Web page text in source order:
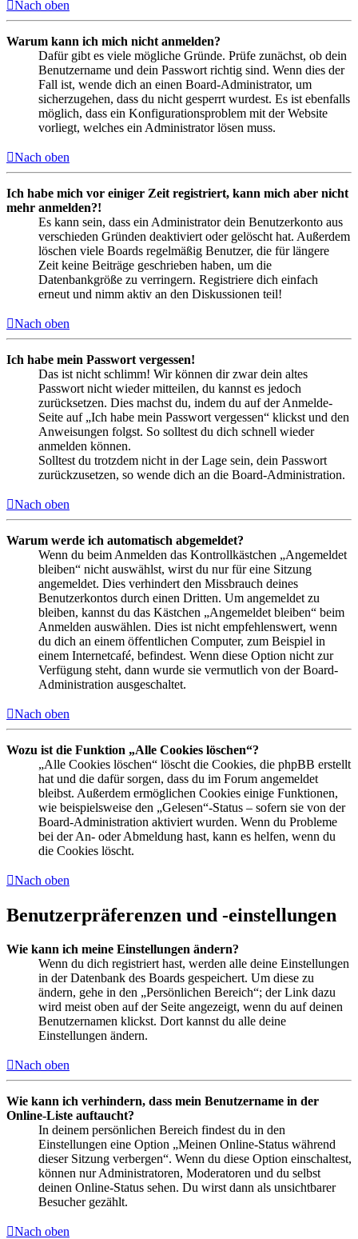
Nach oben
Warum kann ich mich nicht anmelden?
Dafür gibt es viele mögliche Gründe. Prüfe zunächst, ob dein
Benutzername und dein Passwort richtig sind. Wenn dies der
Fall ist, wende dich an einen Board-Administrator, um
sicherzugehen, dass du nicht gesperrt wurdest. Es ist ebenfalls
möglich, dass ein Konfigurationsproblem mit der Website
vorliegt, welches ein Administrator lösen muss.
Nach oben
Ich habe mich vor einiger Zeit registriert, kann mich aber nicht
mehr anmelden?!
Es kann sein, dass ein Administrator dein Benutzerkonto aus
verschieden Gründen deaktiviert oder gelöscht hat. Außerdem
löschen viele Boards regelmäßig Benutzer, die für längere
Zeit keine Beiträge geschrieben haben, um die
Datenbankgröße zu verringern. Registriere dich einfach
erneut und nimm aktiv an den Diskussionen teil!
Nach oben
Ich habe mein Passwort vergessen!
Das ist nicht schlimm! Wir können dir zwar dein altes
Passwort nicht wieder mitteilen, du kannst es jedoch
zurücksetzen. Dies machst du, indem du auf der Anmelde-
Seite auf „Ich habe mein Passwort vergessen“ klickst und den
Anweisungen folgst. So solltest du dich schnell wieder
anmelden können.
Solltest du trotzdem nicht in der Lage sein, dein Passwort
zurückzusetzen, so wende dich an die Board-Administration.
Nach oben
Warum werde ich automatisch abgemeldet?
Wenn du beim Anmelden das Kontrollkästchen „Angemeldet
bleiben“ nicht auswählst, wirst du nur für eine Sitzung
angemeldet. Dies verhindert den Missbrauch deines
Benutzerkontos durch einen Dritten. Um angemeldet zu
bleiben, kannst du das Kästchen „Angemeldet bleiben“ beim
Anmelden auswählen. Dies ist nicht empfehlenswert, wenn
du dich an einem öffentlichen Computer, zum Beispiel in
einem Internetcafé, befindest. Wenn diese Option nicht zur
Verfügung steht, dann wurde sie vermutlich von der Board-
Administration ausgeschaltet.
Nach oben
Wozu ist die Funktion „Alle Cookies löschen“?
„Alle Cookies löschen“ löscht die Cookies, die phpBB erstellt
hat und die dafür sorgen, dass du im Forum angemeldet
bleibst. Außerdem ermöglichen Cookies einige Funktionen,
wie beispielsweise den „Gelesen“-Status – sofern sie von der
Board-Administration aktiviert wurden. Wenn du Probleme
bei der An- oder Abmeldung hast, kann es helfen, wenn du
die Cookies löscht.
Nach oben
Benutzerpräferenzen und -einstellungen
Wie kann ich meine Einstellungen ändern?
Wenn du dich registriert hast, werden alle deine Einstellungen
in der Datenbank des Boards gespeichert. Um diese zu
ändern, gehe in den „Persönlichen Bereich“; der Link dazu
wird meist oben auf der Seite angezeigt, wenn du auf deinen
Benutzernamen klickst. Dort kannst du alle deine
Einstellungen ändern.
Nach oben
Wie kann ich verhindern, dass mein Benutzername in der
Online-Liste auftaucht?
In deinem persönlichen Bereich findest du in den
Einstellungen eine Option „Meinen Online-Status während
dieser Sitzung verbergen“. Wenn du diese Option einschaltest,
können nur Administratoren, Moderatoren und du selbst
deinen Online-Status sehen. Du wirst dann als unsichtbarer
Besucher gezählt.
Nach oben